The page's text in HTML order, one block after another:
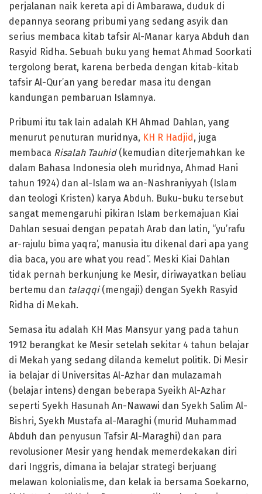
perjalanan naik kereta api di Ambarawa, duduk di
depannya seorang pribumi yang sedang asyik dan
serius membaca kitab tafsir Al-Manar karya Abduh dan
Rasyid Ridha. Sebuah buku yang hemat Ahmad Soorkati
tergolong berat, karena berbeda dengan kitab-kitab
tafsir Al-Qur’an yang beredar masa itu dengan
kandungan pembaruan Islamnya.
Pribumi itu tak lain adalah KH Ahmad Dahlan, yang
menurut penuturan muridnya, KH R Hadjid , juga
membaca Risalah Tauhid(kemudian diterjemahkan ke
dalam Bahasa Indonesia oleh muridnya, Ahmad Hani
tahun 1924) dan al-Islam wa an-Nashraniyyah (Islam
dan teologi Kristen) karya Abduh. Buku-buku tersebut
sangat memengaruhi pikiran Islam berkemajuan Kiai
Dahlan sesuai dengan pepatah Arab dan latin, “yu’rafu
ar-rajulu bima yaqra’, manusia itu dikenal dari apa yang
dia baca, you are what you read”. Meski Kiai Dahlan
tidak pernah berkunjung ke Mesir, diriwayatkan beliau
bertemu dan talaqqi(mengaji) dengan Syekh Rasyid
Ridha di Mekah.
Semasa itu adalah KH Mas Mansyur yang pada tahun
1912 berangkat ke Mesir setelah sekitar 4 tahun belajar
di Mekah yang sedang dilanda kemelut politik. Di Mesir
ia belajar di Universitas Al-Azhar dan mulazamah
(belajar intens) dengan beberapa Syeikh Al-Azhar
seperti Syekh Hasunah An-Nawawi dan Syekh Salim Al-
Bishri, Syekh Mustafa al-Maraghi (murid Muhammad
Abduh dan penyusun Tafsir Al-Maraghi) dan para
revolusioner Mesir yang hendak memerdekakan diri
dari Inggris, dimana ia belajar strategi berjuang
melawan kolonialisme, dan kelak ia bersama Soekarno,